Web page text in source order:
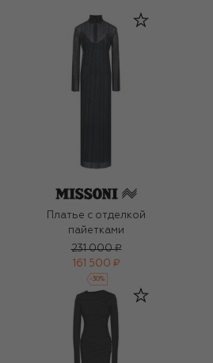
Платье с отделкой
пайетками
231 000 ₽
161 500 ₽
-30%